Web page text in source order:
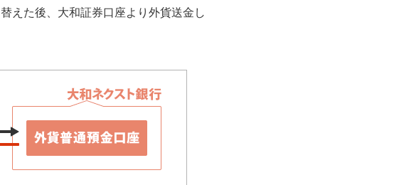
えた後、大和証券口座より外貨送金し